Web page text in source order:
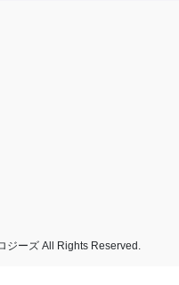
ジーズ All Rights Reserved.